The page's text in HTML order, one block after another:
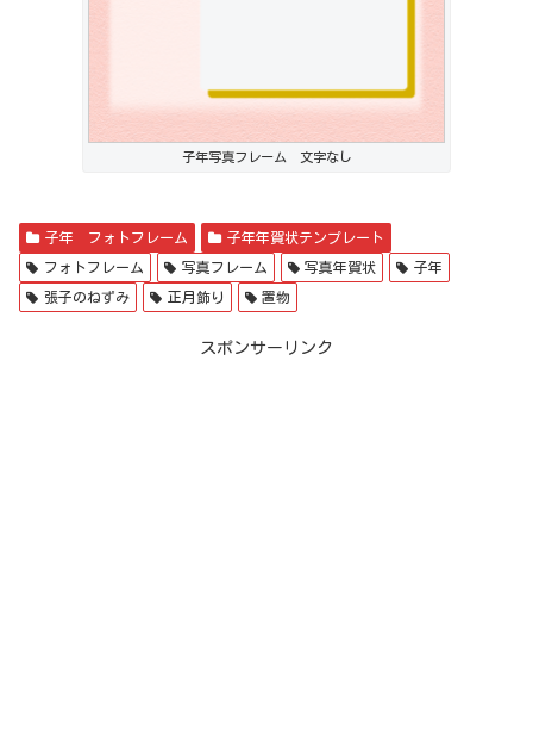
子年写真フレーム 文字なし
子年 フォトフレーム 子年年賀状テンプレート
フォトフレーム 写真フレーム 写真年賀状 子年
張子のねずみ 正月飾り 置物
スポンサーリンク